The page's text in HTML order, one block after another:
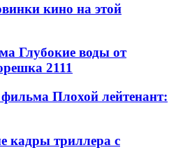
кино на этой
Глубокие воды от
2111
Плохой лейтенант:
кадры триллера с